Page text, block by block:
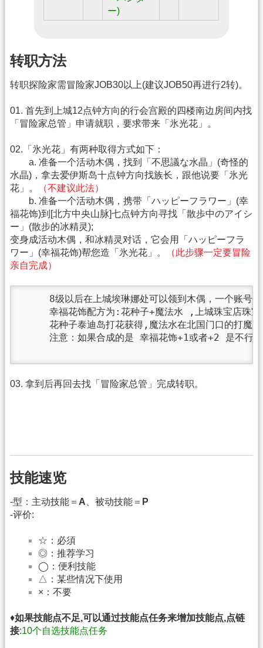
ー)
转职方法
转职探险家需冒险家JOB30以上(建议JOB50再进行2转)。
01. 首先到上城12点钟方向的行会宫殿的四楼南边房间内找
「冒险家总管」申请就职，要求带来「氷光花」。
02.「氷光花」有两种取得方式如下：
a. 准备一个活动木偶，找到「不思議な水晶」(奇怪的
水晶)，拿去爱伊斯岛十点钟方向找族长，跟他说要「氷光
花」。
（不建议此法）
b. 准备一个活动木偶，携带「ハッピーフラワー」(幸
福花饰)到[北方中央山脉]七点钟方向寻找「散歩中のアイシ
ー」(散步的冰精灵);
变身成活动木偶，和冰精灵对话，它会用「ハッピーフラ
ワー」(幸福花饰)帮您造「氷光花」。
（此步骤一定要冒险
亲自完成）
8级以后在上城埃琳娜处可以领到木偶，一个账号
幸福花饰配方为:花种子+魔法水 ,上城珠宝店珠宝
花种子泰迪岛打花获得,魔法水在北国门口的打魔
     注意：如果合成的是 幸福花饰+1或者+2 是不行的
03. 拿到后再回去找「冒险家总管」完成转职。
技能速览
-型：主动技能＝ A 、被动技能＝ P
-评价:
☆：必須
◎：推荐学习
◯：便利技能
△：某些情况下使用
×：不要
♦如果技能点不足,可以通过技能点任务来增加技能点,点链
接:10个自选技能点任务